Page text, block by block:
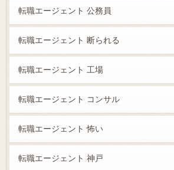
転職エージェント 公務員
転職エージェント 断られる
転職エージェント 工場
転職エージェント コンサル
転職エージェント 怖い
転職エージェント 神戸